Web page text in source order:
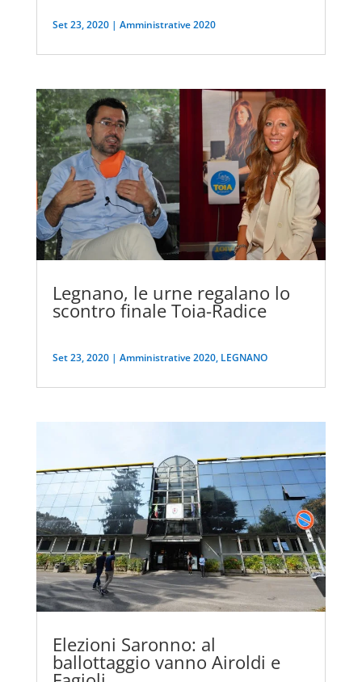
Set 23, 2020| Amministrative 2020
Legnano, le urne regalano lo
scontro finale Toia-Radice
Set 23, 2020| Amministrative 2020, LEGNANO
Elezioni Saronno: al
ballottaggio vanno Airoldi e